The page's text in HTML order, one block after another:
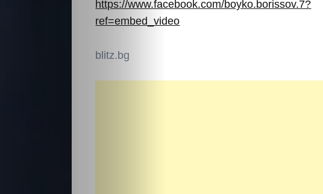
https://www.facebook.com/boyko.borissov.7?
ref=embed_video
blitz.bg